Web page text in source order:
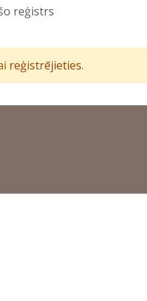
reģistrs
reģistrējieties.